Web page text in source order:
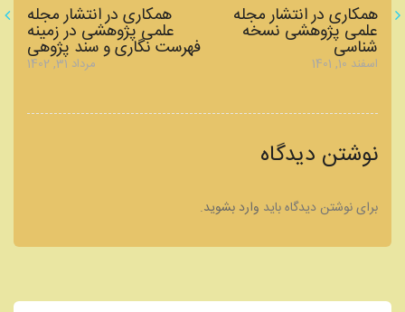
راهبری
نوشته
همکاری در انتشار مجله
علمی پژوهشی نسخه
شناسی
نوشته
اسفند 10, 1401
همکاری در انتشار مجله
علمی پژوهشی در زمینه
فهرست نگاری و سند پژوهی
نوشته مرداد 31, 1402
نوشتن دیدگاه
برای نوشتن دیدگاه باید وارد بشوید.